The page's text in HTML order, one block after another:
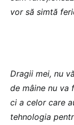
vor să simtă
Dragii mei, nu
de mâine nu va
ci a celor care
tehnologia